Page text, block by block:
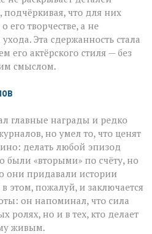
что для них
его творчестве, а не
Эта сдержанность стала
его актёрского стиля — без
смыслом.
главные награды и редко
но умел то, что ценят
делать любой эпизод
были «вторыми» по счёту, но
они придавали истории
этом, пожалуй, и заключается
он напоминал, что сила
ролях, но и в тех, кто делает
живым.